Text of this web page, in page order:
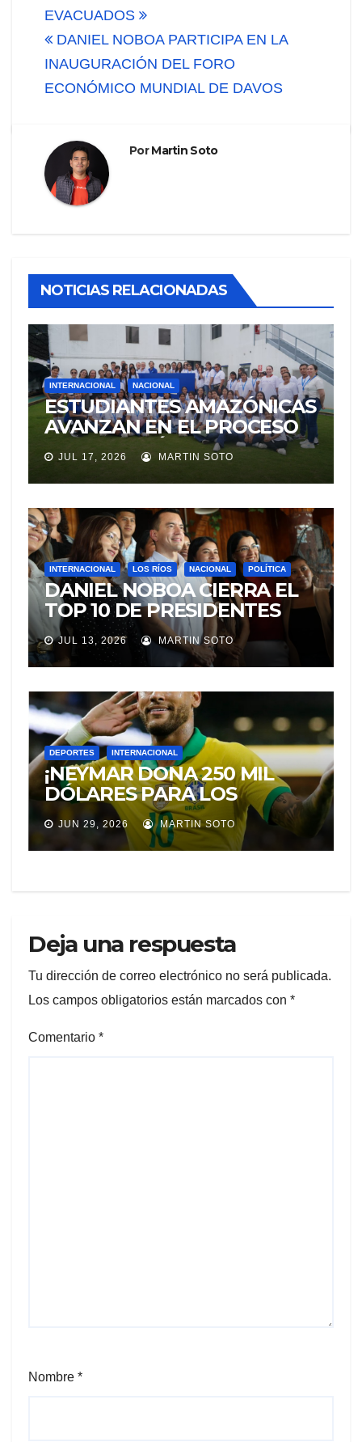
EVACUADOS
DANIEL NOBOA PARTICIPA EN LA
INAUGURACIÓN DEL FORO
ECONÓMICO MUNDIAL DE DAVOS
PorMartin Soto
NOTICIAS RELACIONADAS
INTERNACIONAL NACIONAL
ESTUDIANTES AMAZÓNICAS
AVANZAN EN EL PROCESO
DE SELECCIÓN PARA
REPRESENTAR A ECUADOR
EN EXPERIENCIA
EDUCATIVA DE LA NASA
JUL 17, 2026 MARTIN SOTO
INTERNACIONAL LOS RÍOS NACIONAL POLÍTICA
DANIEL NOBOA CIERRA EL
TOP 10 DE PRESIDENTES
CON MEJOR IMAGEN EN
AMÉRICA LATINA
JUL 13, 2026 MARTIN SOTO
DEPORTES INTERNACIONAL
¡NEYMAR DONA 250 MIL
DÓLARES PARA LOS
DAMNIFICADOS POR LOS
TERREMOTOS EN
VENEZUELA!
JUN 29, 2026 MARTIN SOTO
Deja una respuesta
Tu dirección de correo electrónico no será publicada.
Los campos obligatorios están marcados con *
Comentario *
Nombre *